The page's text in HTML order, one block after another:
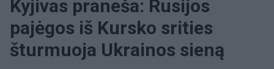
Kyjivas praneša: Rusijos
pajėgos iš Kursko srities
šturmuoja Ukrainos sieną